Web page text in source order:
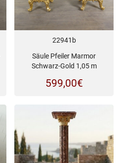
22941b
Säule Pfeiler Marmor
Schwarz-Gold 1,05 m
599,00€